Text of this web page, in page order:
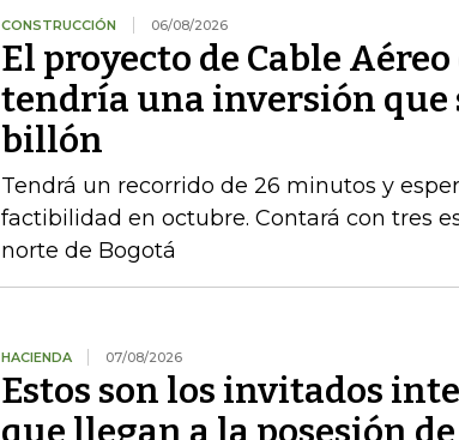
CONSTRUCCIÓN 06/08/2026
El proyecto de Cable Aéreo
tendría una inversión que
billón
Tendrá un recorrido de 26 minutos y
factibilidad en octubre. Contará con tres
norte de Bogotá
HACIENDA 07/08/2026
Estos son los invitados